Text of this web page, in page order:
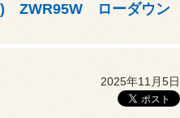
ZWR95W ローダウン
2025年11月5日